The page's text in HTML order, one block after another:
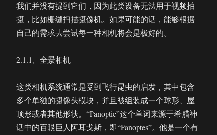
我们并没有提到它们，因为此类设备无法用于视频拍
摄，比如栅缝扫描摄像机。如果可能的话，能够根据
自己的需求去尝试每一种相机将会是极好的。
2.1.1、全景相机
这类相机系统通常是受到飞行昆虫的启发，其中包含
多个单独的摄像头模块，并且被组装成一个球形、屋
顶形或者其他形状。“Panoptic”这个单词来源于希腊神
话中的百眼巨人阿耳戈斯，即“Panoptes”。他是一个有